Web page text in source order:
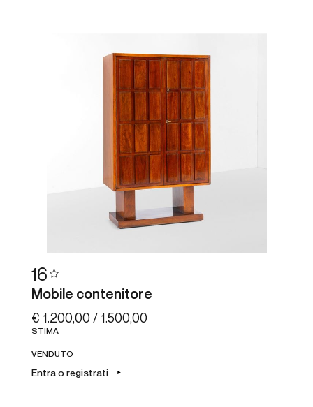
16
Mobile contenitore
€ 1.200,00 / 1.500,00
STIMA
VENDUTO
Entra o registrati